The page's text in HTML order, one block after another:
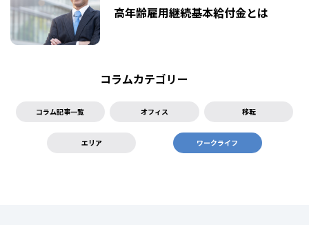
高年齢雇用継続基本給付金とは
コラムカテゴリー
コラム記事一覧 オフィス 移転
エリア ワークライフ